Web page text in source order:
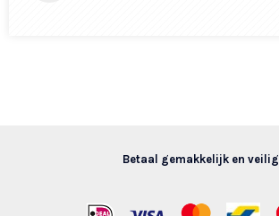
Betaal gemakkelijk en veilig